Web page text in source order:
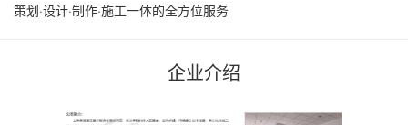
策划·设计·制作·施工一体的全方位服务
企业介绍